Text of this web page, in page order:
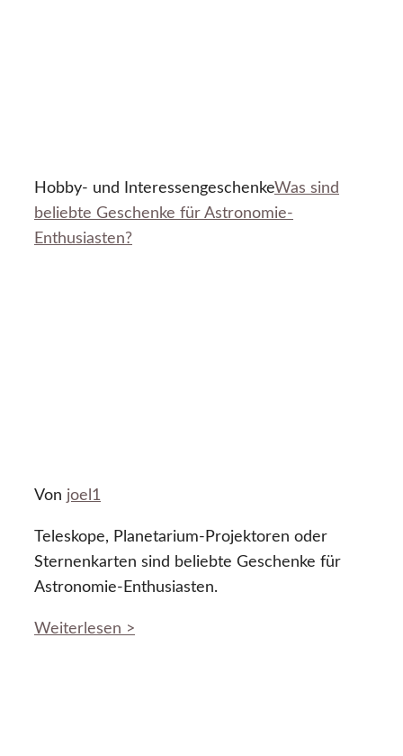
Hobby- und InteressengeschenkeWas sind
beliebte Geschenke für Astronomie-
Enthusiasten?
Von joel1
Teleskope, Planetarium-Projektoren oder
Sternenkarten sind beliebte Geschenke für
Astronomie-Enthusiasten.
Weiterlesen >